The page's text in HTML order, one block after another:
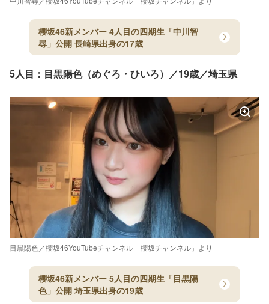
櫻坂46新メンバー 4人目の四期生「中川智
尋」公開 長崎県出身の17歳
5人目：目黒陽色（めぐろ・ひいろ）／19歳／埼玉県
目黒陽色／櫻坂46YouTubeチャンネル「櫻坂チャンネル」より
櫻坂46新メンバー 5人目の四期生「目黒陽
色」公開 埼玉県出身の19歳